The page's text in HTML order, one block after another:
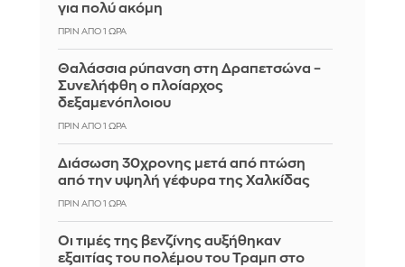
για πολύ ακόμη
ΠΡΙΝ ΑΠΌ 1 ΏΡΑ
Θαλάσσια ρύπανση στη Δραπετσώνα –
Συνελήφθη ο πλοίαρχος
δεξαμενόπλοιου
ΠΡΙΝ ΑΠΌ 1 ΏΡΑ
Διάσωση 30χρονης μετά από πτώση
από την υψηλή γέφυρα της Χαλκίδας
ΠΡΙΝ ΑΠΌ 1 ΏΡΑ
Οι τιμές της βενζίνης αυξήθηκαν
εξαιτίας του πολέμου του Τραμπ στο